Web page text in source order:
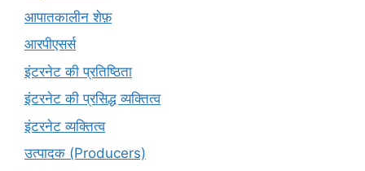
आपातकालीन शेफ़
आरपीएसर्स
इंटरनेट की प्रतिष्ठिता
इंटरनेट की प्रसिद्ध व्यक्तित्व
इंटरनेट व्यक्तित्व
उत्पादक (Producers)